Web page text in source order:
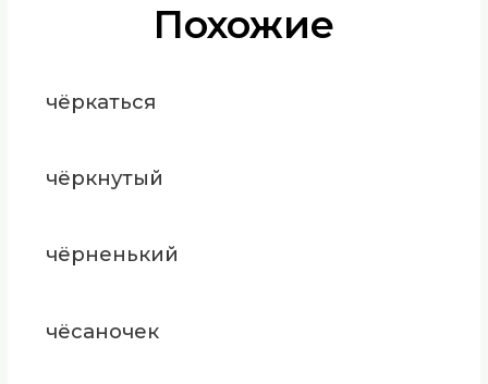
Похожие
чёркаться
чёркнутый
чёрненький
чёсаночек